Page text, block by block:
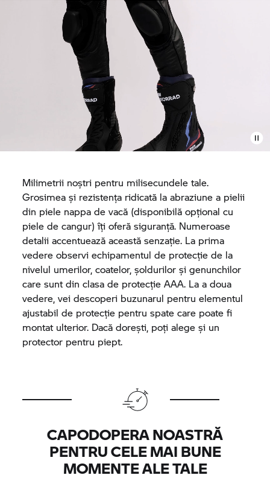
Milimetrii noștri pentru milisecundele tale.
Grosimea și rezistența ridicată la abraziune a pielii
din piele nappa de vacă (disponibilă opțional cu
piele de cangur) îți oferă siguranță. Numeroase
detalii accentuează această senzație. La prima
vedere observi echipamentul de protecție de la
nivelul umerilor, coatelor, șoldurilor și genunchilor
care sunt din clasa de protecție AAA. La a doua
vedere, vei descoperi buzunarul pentru elementul
ajustabil de protecție pentru spate care poate fi
montat ulterior. Dacă dorești, poți alege și un
protector pentru piept.
CAPODOPERA NOASTRĂ
PENTRU CELE MAI BUNE
MOMENTE ALE TALE